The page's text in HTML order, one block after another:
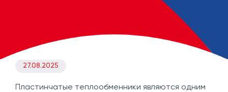
27.08.2025
Пластинчатые теплообменники являются одним